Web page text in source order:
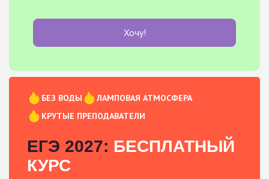
Хочу!
БЕЗ ВОДЫ
ЛАМПОВАЯ АТМОСФЕРА
КРУТЫЕ ПРЕПОДАВАТЕЛИ
ЕГЭ 2027: БЕСПЛАТНЫЙ
КУРС